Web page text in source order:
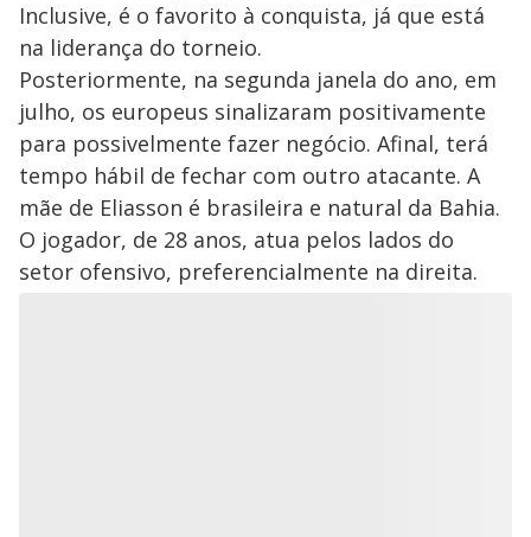
Inclusive, é o favorito à conquista, já que está
na liderança do torneio.
Posteriormente, na segunda janela do ano, em
julho, os europeus sinalizaram positivamente
para possivelmente fazer negócio. Afinal, terá
tempo hábil de fechar com outro atacante. A
mãe de Eliasson é brasileira e natural da Bahia.
O jogador, de 28 anos, atua pelos lados do
setor ofensivo, preferencialmente na direita.